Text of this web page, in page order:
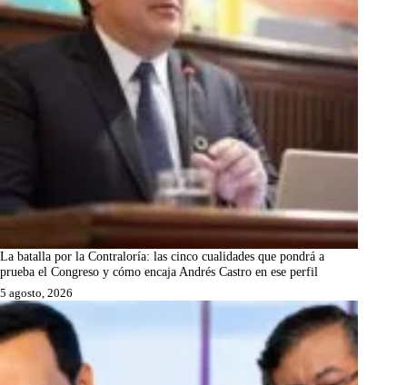
La batalla por la Contraloría: las cinco cualidades que pondrá a
prueba el Congreso y cómo encaja Andrés Castro en ese perfil
5 agosto, 2026